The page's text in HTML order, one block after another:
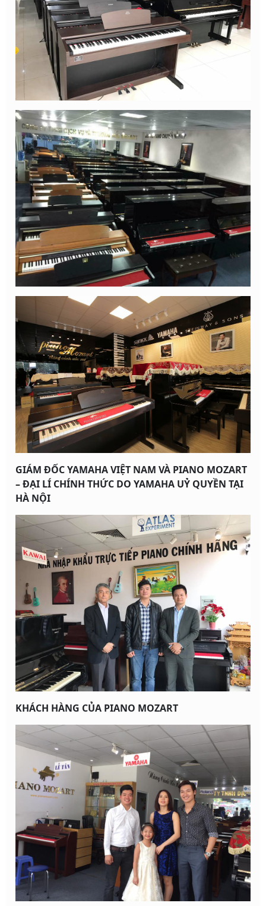
GIÁM ĐỐC YAMAHA VIỆT NAM VÀ PIANO MOZART
– ĐẠI LÍ CHÍNH THỨC DO YAMAHA UỶ QUYỀN TẠI
HÀ NỘI
KHÁCH HÀNG CỦA PIANO MOZART